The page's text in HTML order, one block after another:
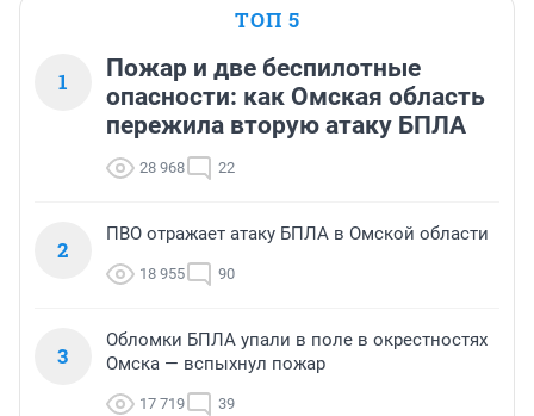
ТОП 5
1
Пожар и две беспилотные
опасности: как Омская область
пережила вторую атаку БПЛА
28 968 22
2
ПВО отражает атаку БПЛА в Омской области
18 955 90
3
Обломки БПЛА упали в поле в окрестностях
Омска — вспыхнул пожар
17 719 39